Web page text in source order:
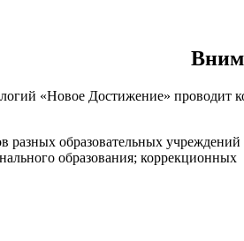
«Новое Достижение»
разных образовательных
образования;